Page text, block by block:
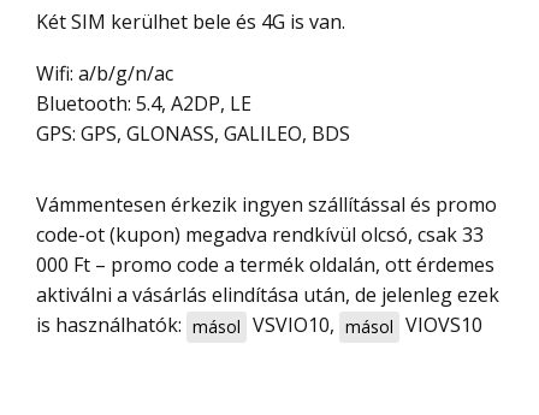
Két SIM kerülhet bele és 4G is van.
Wifi: a/b/g/n/ac
Bluetooth: 5.4, A2DP, LE
GPS: GPS, GLONASS, GALILEO, BDS
Vámmentesen érkezik ingyen szállítással és promo
code-ot (kupon) megadva rendkívül olcsó, csak 33
000 Ft – promo code a termék oldalán, ott érdemes
aktiválni a vásárlás elindítása után, de jelenleg ezek
is használhatók: másol VSVIO10, másol VIOVS10